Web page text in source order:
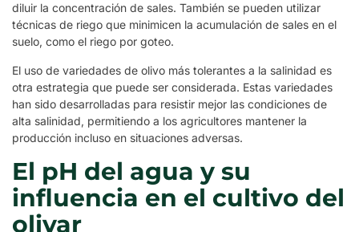
diluir la concentración de sales. También se pueden utilizar
técnicas de riego que minimicen la acumulación de sales en el
suelo, como el riego por goteo.
El uso de variedades de olivo más tolerantes a la salinidad es
otra estrategia que puede ser considerada. Estas variedades
han sido desarrolladas para resistir mejor las condiciones de
alta salinidad, permitiendo a los agricultores mantener la
producción incluso en situaciones adversas.
El pH del agua y su
influencia en el cultivo del
olivar